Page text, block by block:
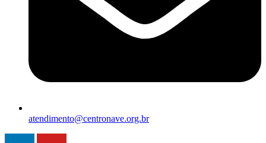
atendimento@centronave.org.br